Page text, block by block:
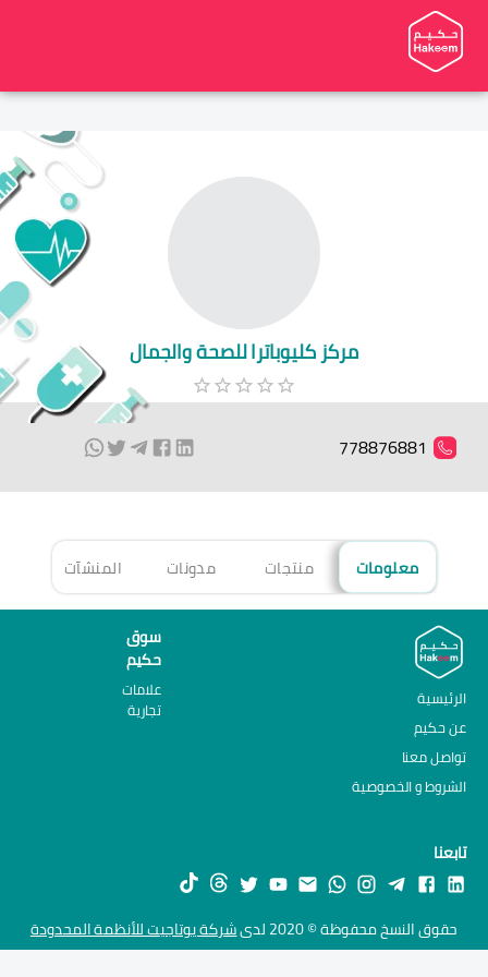
مركز كليوباترا للصحة والجمال
778876881
معلومات منتجات مدونات المنشآت
الرئيسية
عن حكيم
تواصل معنا
الشروط و الخصوصية
سوق
حكيم
علامات
تجارية
تابعنا
حقوق النسخ محفوظة © 2020 لدى شركة يوتاجيت للأنظمة المحدودة